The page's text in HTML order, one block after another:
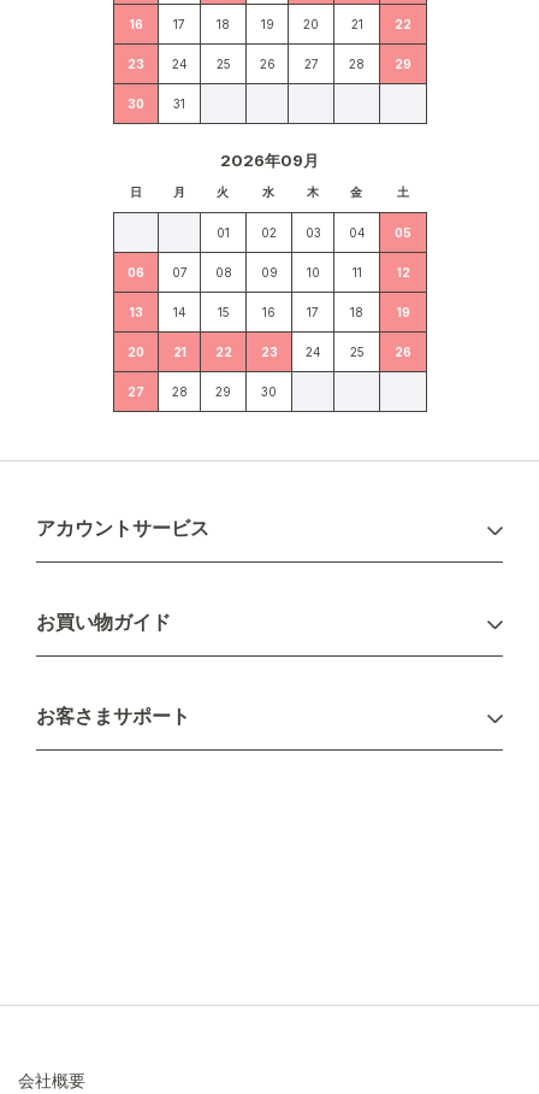
16 17 18 19 20 21 22
23 24 25 26 27 28 29
30 31
2026年09月
日 月 火 水 木 金 土
01 02 03 04 05
06 07 08 09 10 11 12
13 14 15 16 17 18 19
20 21 22 23 24 25 26
27 28 29 30
アカウントサービス
新規会員登録
お買い物ガイド
配送について
不良品・返品について
お客さまサポート
会社概要